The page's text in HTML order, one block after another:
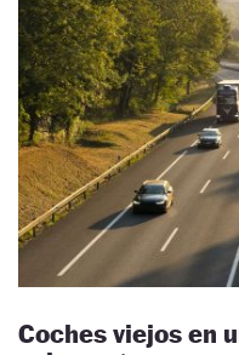
Coches viejos en